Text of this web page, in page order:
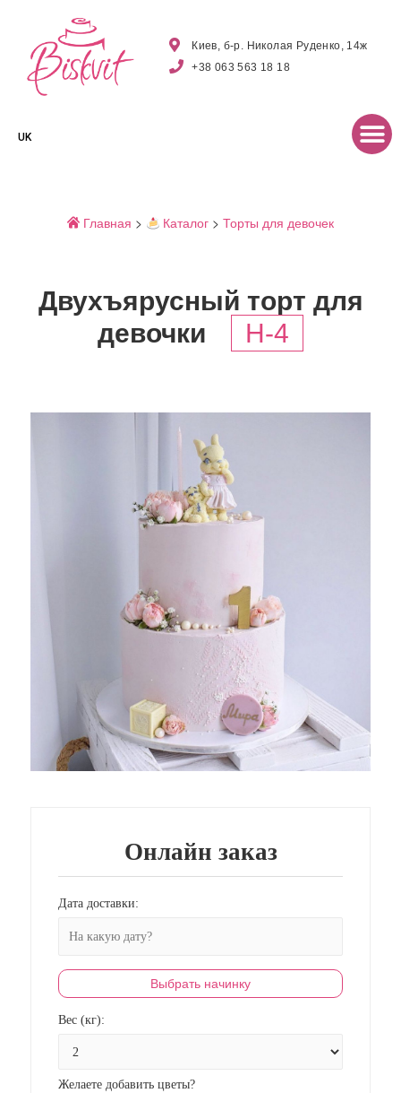
Киев, б-р. Николая Руденко, 14ж
+38 063 563 18 18
UK
Главная > Каталог >Торты для девочек
Двухъярусный торт для
девочки
H-4
Онлайн заказ
Дата доставки:
Выбрать начинку
Вес (кг):
Желаете добавить цветы?